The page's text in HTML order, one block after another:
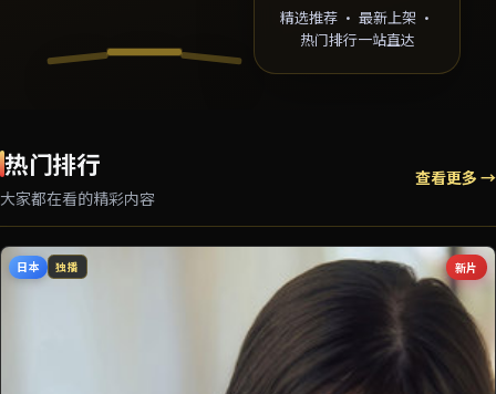
精选推荐 · 最新上架 ·
热门排行一站直达
热门排行
大家都在看的精彩内容
查看更多 →
新片
日本 独播